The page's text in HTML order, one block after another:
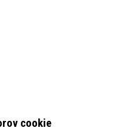
cookie